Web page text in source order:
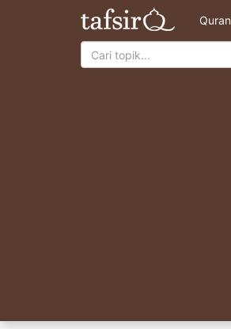
Quran